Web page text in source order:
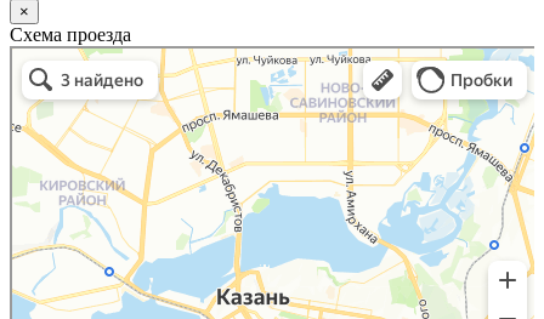
×
Схема проезда
Казань
Малый Татарский переулок, 8 на карте Москвы, ближайшее метро Новокузнецкая —
Яндекс.Карты